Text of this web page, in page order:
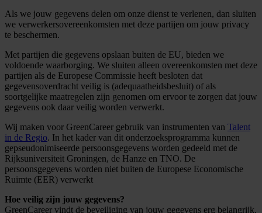
Als we jouw gegevens delen om onze dienst te verlenen, dan sluiten
we verwerkersovereenkomsten met deze partijen om jouw privacy
te beschermen.
Met partijen die gegevens opslaan buiten de EU, bieden we
voldoende waarborging. We sluiten alleen overeenkomsten met deze
partijen als de Europese Commissie heeft besloten dat
gegevensoverdracht veilig is (adequaatheidsbesluit) of als
soortgelijke maatregelen zijn genomen om ervoor te zorgen dat jouw
gegevens ook daar veilig worden verwerkt.
Wij maken voor GreenCareer gebruik van instrumenten van Talent
in de Regio. In het kader van dit onderzoeksprogramma kunnen
gepseudonimiseerde persoonsgegevens worden gedeeld met de
Rijksuniversiteit Groningen, de Hanze en TNO. De
persoonsgegevens worden niet buiten de Europese Economische
Ruimte (EER) verwerkt
Hoe veilig zijn jouw gegevens?
GreenCareer vindt de beveiliging van jouw gegevens erg belangrijk.